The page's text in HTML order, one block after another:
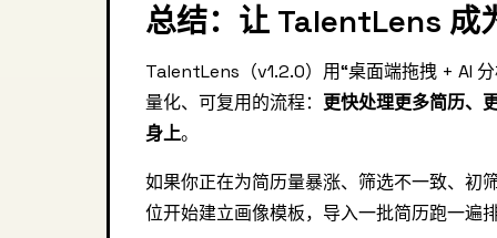
总结：让 TalentLens 成
TalentLens（v1.2.0）用“桌面端拖拽 + AI
量化、可复用的流程： 更快处理更多简历、
身上。
如果你正在为简历量暴涨、筛选不一致、初
位开始建立画像模板，导入一批简历跑一遍